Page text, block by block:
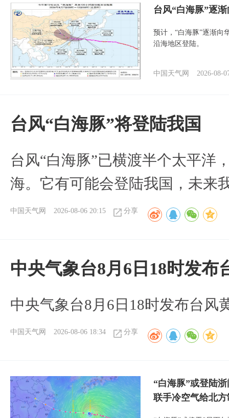
台风“白海豚”逐
预计，“白海豚”逐渐向
沿海地区登陆。
中国天气网 2026-08-
台风“白海豚”将登陆我国
台风“白海豚”已横渡半个太平洋
海。它有可能会登陆我国，未来
中国天气网 2026-08-06 20:15 分享
中央气象台8月6日18时发布
中央气象台8月6日18时发布台风
中国天气网 2026-08-06 18:34 分享
“白海豚”或登陆
联手冷空气给北